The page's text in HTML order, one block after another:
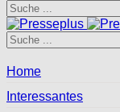
Home
Interessantes